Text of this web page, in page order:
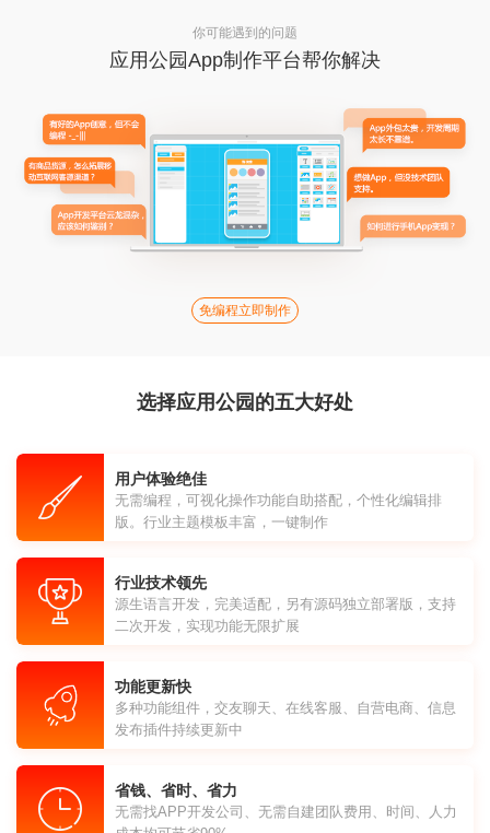
你可能遇到的问题
应用公园App制作平台帮你解决
免编程立即制作
选择应用公园的五大好处
用户体验绝佳
无需编程，可视化操作功能自助搭配，个性化编辑排
版。行业主题模板丰富，一键制作
行业技术领先
源生语言开发，完美适配，另有源码独立部署版，支持
二次开发，实现功能无限扩展
功能更新快
多种功能组件，交友聊天、在线客服、自营电商、信息
发布插件持续更新中
省钱、省时、省力
无需找APP开发公司、无需自建团队费用、时间、人力